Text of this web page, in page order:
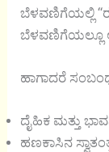
ಬೆಳವಣಿಗೆಯಲ್ಲಿ
ಬೆಳವಣಿಗೆಯಲ್ಲೂ
ಹಾಗಾದರೆ
ದೈಹಿಕ ಮತ್ತು
ಹಣಕಾಸಿನ